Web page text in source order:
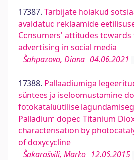
17387. Tarbijate hoiakud
avaldatud reklaamide
Consumers' attitudes towards
advertising in social media
Šahpazova, Diana 04.06.2021
17388. Pallaadiumiga
süntees ja iseloomustamine
fotokatalüütilise
Palladium doped Titanium
characterisation by
of doxycycline
Šakarašvili, Marko 12.06.2015